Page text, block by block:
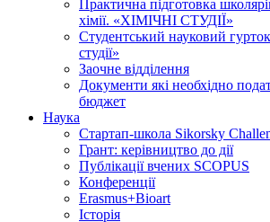
Практична підготовка
хімії. «ХІМІЧНІ СТУДІЇ»
Студентський науковий
студії»
Заочне відділення
Документи які необхідно
бюджет
Наука
Стартап-школа Sikorsky
Грант: керівництво до дії
Публікації вчених SCOPUS
Конференції
Erasmus+Bioart
Історія